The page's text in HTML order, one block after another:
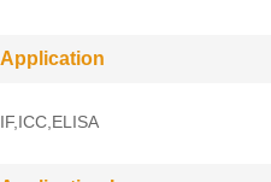
Application
IF,ICC,ELISA